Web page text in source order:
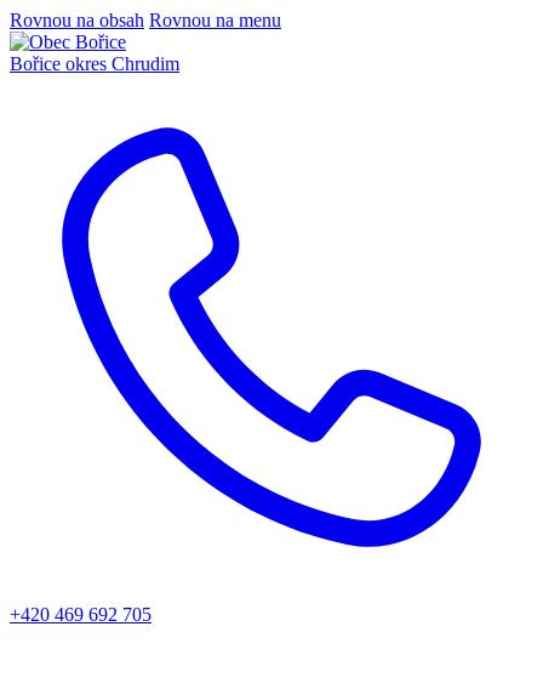
Rovnou na obsah Rovnou na menu
Bořice okres Chrudim
+420 469 692 705